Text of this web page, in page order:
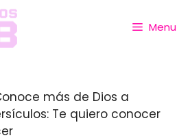
Menu
más de Dios a
Te quiero conocer